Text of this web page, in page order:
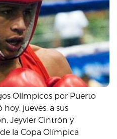
Olímpicos por Puerto
jueves, a sus
Jeyvier Cintrón y
la Copa Olímpica